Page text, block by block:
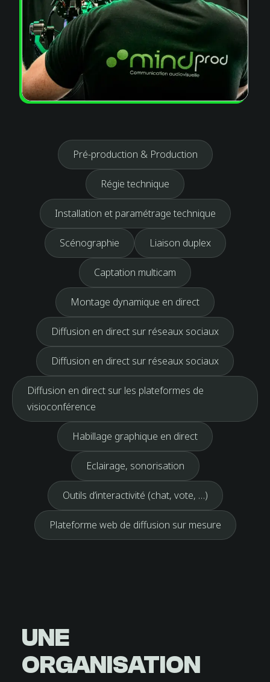
Pré-production & Production
Régie technique
Installation et paramétrage technique
Scénographie Liaison duplex
Captation multicam
Montage dynamique en direct
Diffusion en direct sur réseaux sociaux
Diffusion en direct sur réseaux sociaux
Diffusion en direct sur les plateformes de
visioconférence
Habillage graphique en direct
Eclairage, sonorisation
Outils d’interactivité (chat, vote, …)
Plateforme web de diffusion sur mesure
UNE
ORGANISATION